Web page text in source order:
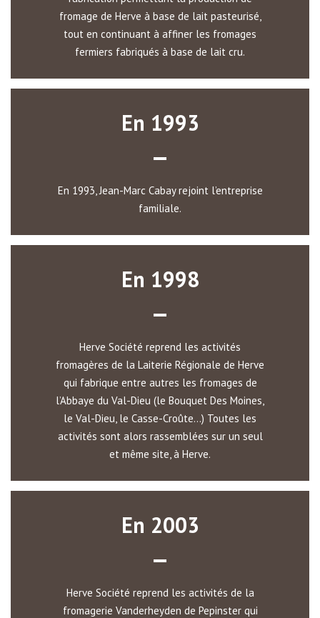
fromage de Herve à base de lait pasteurisé,
tout en continuant à affiner les fromages
fermiers fabriqués à base de lait cru.
En 1993
En 1993, Jean-Marc Cabay rejoint l’entreprise
familiale.
En 1998
Herve Société reprend les activités
fromagères de la Laiterie Régionale de Herve
qui fabrique entre autres les fromages de
l’Abbaye du Val-Dieu (le Bouquet Des Moines,
le Val-Dieu, le Casse-Croûte…) Toutes les
activités sont alors rassemblées sur un seul
et même site, à Herve.
En 2003
Herve Société reprend les activités de la
fromagerie Vanderheyden de Pepinster qui